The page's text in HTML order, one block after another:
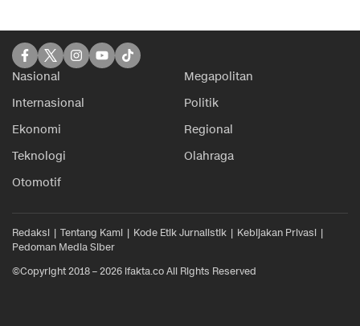
Nasional
Megapolitan
Internasional
Politik
Ekonomi
Regional
Teknologi
Olahraga
Otomotif
Redaksi Tentang Kami Kode Etik Jurnalistik
Kebijakan Privasi
Pedoman Media Siber
©Copyright 2018 – 2026 ifakta.co All Rights Reserved